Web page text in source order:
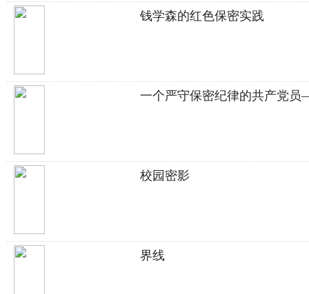
钱学森的红色保密实践
一个严守保密纪律的共产党
校园密影
界线